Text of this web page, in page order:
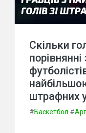
Скільки
штрафних
#Баскетбол #